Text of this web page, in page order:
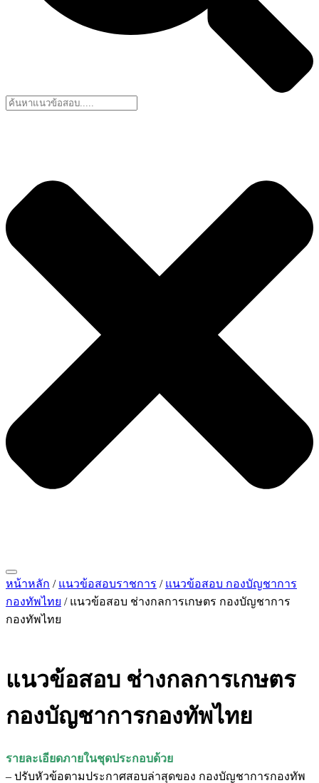
หน้าหลัก / แนวข้อสอบราชการ / แนวข้อสอบ กองบัญชาการ
กองทัพไทย / แนวข้อสอบ ช่างกลการเกษตร กองบัญชาการ
กองทัพไทย
แนวข้อสอบ ช่างกลการเกษตร
กองบัญชาการกองทัพไทย
รายละเอียดภายในชุดประกอบด้วย
– ปรับหัวข้อตามประกาศสอบล่าสุดของ กองบัญชาการกองทัพ